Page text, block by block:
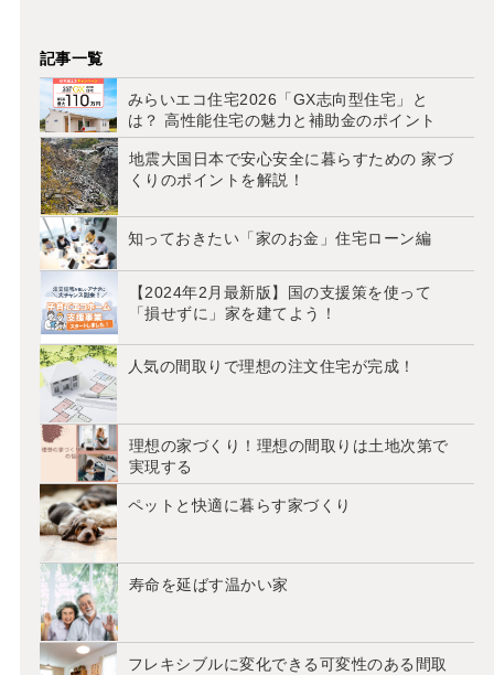
記事一覧
みらいエコ住宅2026「GX志向型住宅」と
は？ 高性能住宅の魅力と補助金のポイント
地震大国日本で安心安全に暮らすための 家づ
くりのポイントを解説！
知っておきたい「家のお金」住宅ローン編
【2024年2月最新版】国の支援策を使って
「損せずに」家を建てよう！
人気の間取りで理想の注文住宅が完成！
理想の家づくり！理想の間取りは土地次第で
実現する
ペットと快適に暮らす家づくり
寿命を延ばす温かい家
フレキシブルに変化できる可変性のある間取